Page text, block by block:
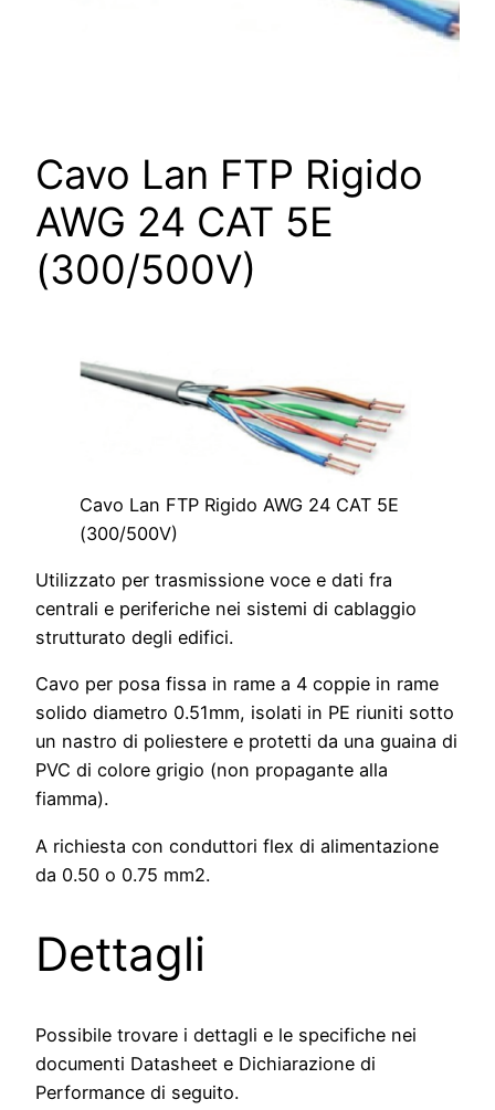
Cavo Lan FTP Rigido
AWG 24 CAT 5E
(300/500V)
Cavo Lan FTP Rigido AWG 24 CAT 5E
(300/500V)
Utilizzato per trasmissione voce e dati fra
centrali e periferiche nei sistemi di cablaggio
strutturato degli edifici.
Cavo per posa fissa in rame a 4 coppie in rame
solido diametro 0.51mm, isolati in PE riuniti sotto
un nastro di poliestere e protetti da una guaina di
PVC di colore grigio (non propagante alla
fiamma).
A richiesta con conduttori flex di alimentazione
da 0.50 o 0.75 mm2.
Dettagli
Possibile trovare i dettagli e le specifiche nei
documenti Datasheet e Dichiarazione di
Performance di seguito.